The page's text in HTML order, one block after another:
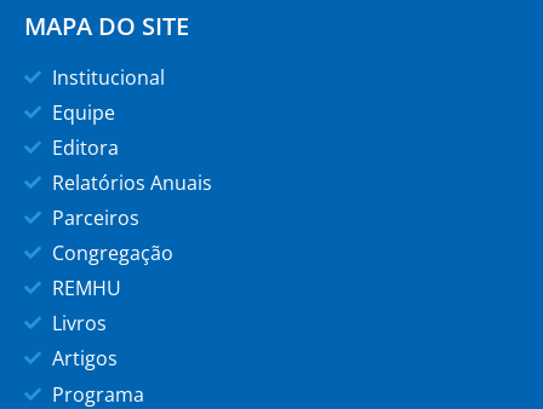
MAPA DO SITE
Institucional
Equipe
Editora
Relatórios Anuais
Parceiros
Congregação
REMHU
Livros
Artigos
Programa